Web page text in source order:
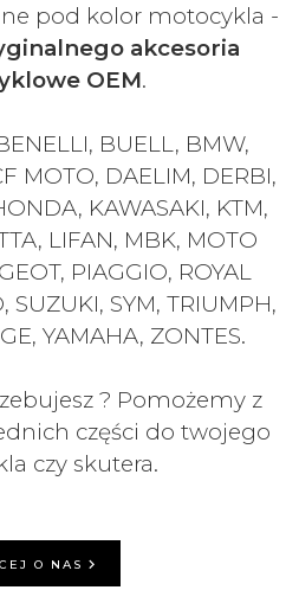
pod kolor motocykla -
akcesoria
OEM.
BUELL, BMW,
MOTO, DAELIM, DERBI,
KAWASAKI, KTM,
LIFAN, MBK, MOTO
PIAGGIO, ROYAL
SUZUKI, SYM, TRIUMPH,
YAMAHA, ZONTES.
? Pomożemy z
części do twojego
czy skutera.
O NAS